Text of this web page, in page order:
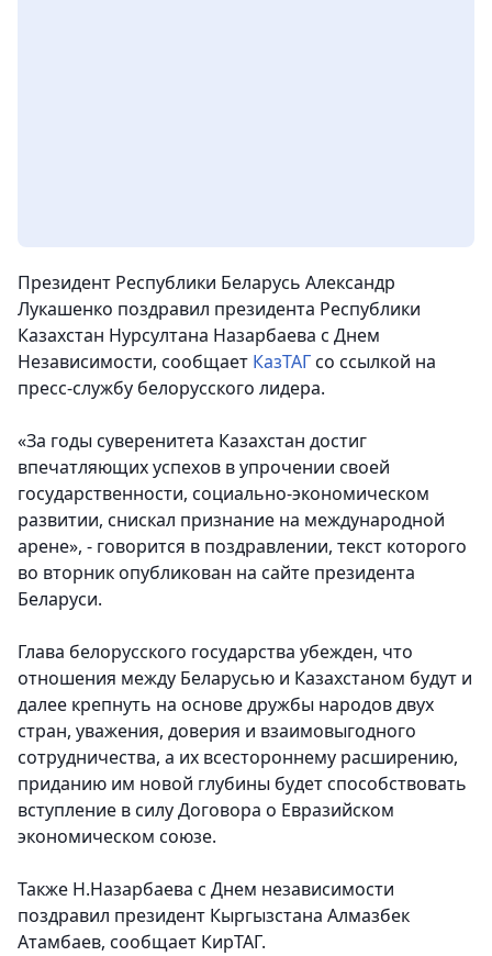
Президент Республики Беларусь Александр
Лукашенко поздравил президента Республики
Казахстан Нурсултана Назарбаева с Днем
Независимости, сообщает КазТАГсо ссылкой на
пресс-службу белорусского лидера.
«За годы суверенитета Казахстан достиг
впечатляющих успехов в упрочении своей
государственности, социально-экономическом
развитии, снискал признание на международной
арене», - говорится в поздравлении, текст которого
во вторник опубликован на сайте президента
Беларуси.
Глава белорусского государства убежден, что
отношения между Беларусью и Казахстаном будут и
далее крепнуть на основе дружбы народов двух
стран, уважения, доверия и взаимовыгодного
сотрудничества, а их всестороннему расширению,
приданию им новой глубины будет способствовать
вступление в силу Договора о Евразийском
экономическом союзе.
Также Н.Назарбаева с Днем независимости
поздравил президент Кыргызстана Алмазбек
Атамбаев, сообщает КирТАГ.